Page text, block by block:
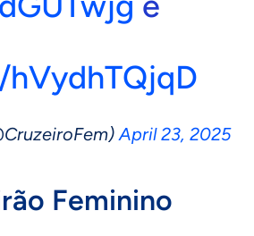
April 23, 2025
Feminino